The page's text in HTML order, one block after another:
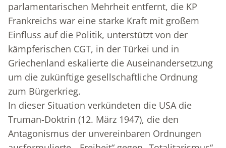
parlamentarischen Mehrheit entfernt, die KP
Frankreichs war eine starke Kraft mit großem
Einfluss auf die Politik, unterstützt von der
kämpferischen CGT, in der Türkei und in
Griechenland eskalierte die Auseinandersetzung
um die zukünftige gesellschaftliche Ordnung
zum Bürgerkrieg.
In dieser Situation verkündeten die USA die
Truman-Doktrin (12. März 1947), die den
Antagonismus der unvereinbaren Ordnungen